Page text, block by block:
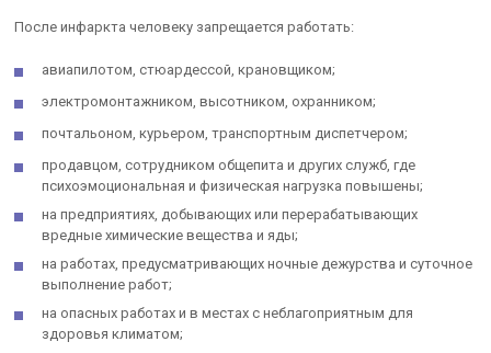
После инфаркта человеку запрещается работать:
авиапилотом, стюардессой, крановщиком;
электромонтажником, высотником, охранником;
почтальоном, курьером, транспортным диспетчером;
продавцом, сотрудником общепита и других служб, где
психоэмоциональная и физическая нагрузка повышены;
на предприятиях, добывающих или перерабатывающих
вредные химические вещества и яды;
на работах, предусматривающих ночные дежурства и суточное
выполнение работ;
на опасных работах и в местах с неблагоприятным для
здоровья климатом;